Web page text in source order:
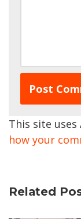
This site
how your
Related